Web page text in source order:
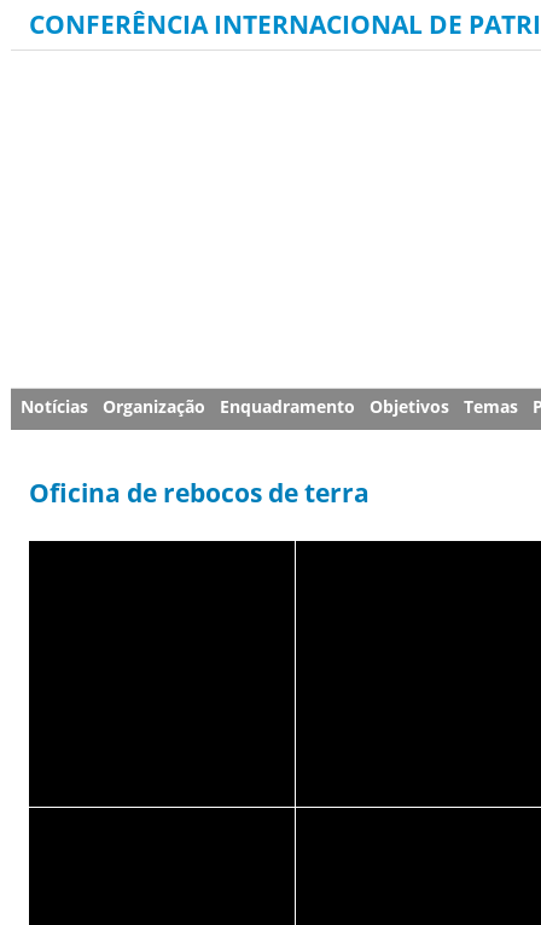
CONFERÊNCIA INTERNACIONAL DE
Notícias Organização Enquadramento Objetivos Temas
Oficina de rebocos de terra